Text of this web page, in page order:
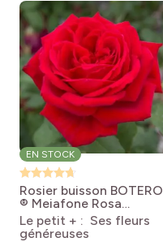
EN STOCK
Rosier buisson BOTERO
® Meiafone Rosa
Botero® 'Meiafone'
Le petit + : Ses fleurs
généreuses